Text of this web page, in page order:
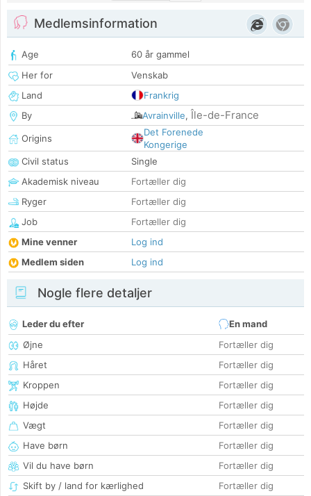
Medlemsinformation
Age
60 år gammel
Her for
Venskab
Land
Frankrig
By
Avrainville, Île-de-France
Origins
Det Forenede
Kongerige
Civil status
Single
Akademisk niveau
Fortæller dig
Ryger
Fortæller dig
Job
Fortæller dig
Mine venner
Log ind
Medlem siden
Log ind
Nogle flere detaljer
Leder du efter
En mand
Øjne
Fortæller dig
Håret
Fortæller dig
Kroppen
Fortæller dig
Højde
Fortæller dig
Vægt
Fortæller dig
Have børn
Fortæller dig
Vil du have børn
Fortæller dig
Skift by / land for kærlighed
Fortæller dig